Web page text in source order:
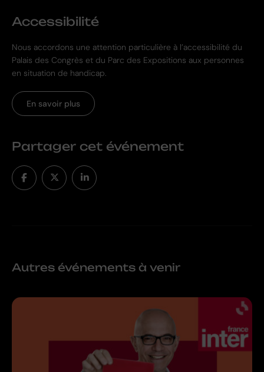
Accessibilité
Nous accordons une attention particulière à l’accessibilité du
Palais des Congrès et du Parc des Expositions aux personnes
en situation de handicap.
En savoir plus
Partager cet événement
Autres événements à venir